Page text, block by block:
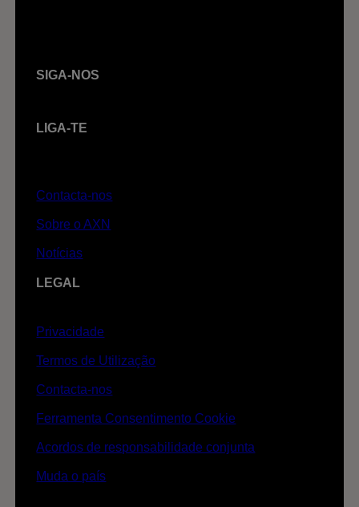
SIGA-NOS
LIGA-TE
Contacta-nos
Sobre o AXN
Notícias
LEGAL
Privacidade
Termos de Utilização
Contacta-nos
Ferramenta Consentimento Cookie
Acordos de responsabilidade conjunta
Muda o país